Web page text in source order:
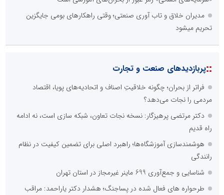
مدیران خلاق و تاب آوری صنعتی؛ وقتی راهکارهای بومی جایگزین
تحریم میشود
::پربازدیدهای صنعت و تجارت
فراتر از بحران؛ چگونه خلاقیتِ اصناف و اتحادیه‌های پویا، اقتصاد
مردمی را نجات می‌دهد؟
دکتر مرتضی پرهیزگار: نسخه نجات تعاون، شبکه سازی است، نه ادامه
راه قدیم
هوشمندسازی آموزشگاه‌ها؛ راهبرد اصلی برای تضمین کیفیت در نظام
رانندگی
شناسایی و جمع‌آوری 699 ماینر غیرمجاز در استان تهران
طرحواره های فعال شده در پساجنگ؛ هشدار دکتر یاراحمد: مراقب